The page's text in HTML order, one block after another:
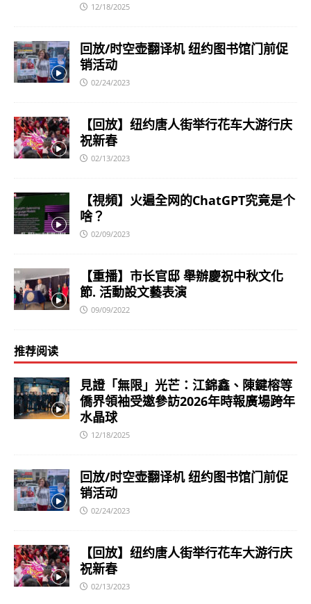
12/18/2025
回放/时空壶翻译机 纽约图书馆门前促
销活动
02/24/2023
【回放】纽约唐人街举行花车大游行庆
祝新春
02/13/2023
【視頻】火遍全网的ChatGPT究竟是个
啥？
02/09/2023
【重播】市长官邸 舉辦慶祝中秋文化
節. 活動設文藝表演
09/09/2022
推荐阅读
見證「無限」光芒：江錦鑫、陳鍵榕等
僑界領袖受邀參訪2026年時報廣場跨年
水晶球
12/18/2025
回放/时空壶翻译机 纽约图书馆门前促
销活动
02/24/2023
【回放】纽约唐人街举行花车大游行庆
祝新春
02/13/2023